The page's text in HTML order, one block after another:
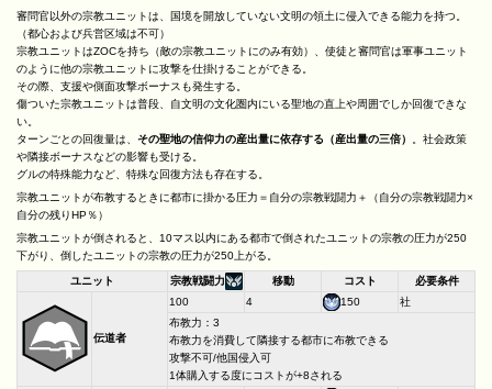
審問官以外の宗教ユニットは、国境を開放していない文明の領土に侵入できる能力を持つ。
（都心および兵営区域は不可）
宗教ユニットはZOCを持ち（敵の宗教ユニットにのみ有効）、使徒と審問官は軍事ユニット
のように他の宗教ユニットに攻撃を仕掛けることができる。
その際、支援や側面攻撃ボーナスも発生する。
傷ついた宗教ユニットは普段、自文明の文化圏内にいる聖地の直上や周囲でしか回復できな
い。
ターンごとの回復量は、 その聖地の信仰力の産出量に依存する（産出量の三倍）
。社会政策
や隣接ボーナスなどの影響も受ける。
グルの特殊能力など、特殊な回復方法も存在する。
宗教ユニットが布教するときに都市に掛かる圧力＝自分の宗教戦闘力＋（自分の宗教戦闘力×
自分の残りHP％）
宗教ユニットが倒されると、10マス以内にある都市で倒されたユニットの宗教の圧力が250
下がり、倒したユニットの宗教の圧力が250上がる。
ユニット 宗教戦闘力 移動 コスト 必要条件
伝道者
100 4 150
社
布教力：3
布教力を消費して隣接する都市に布教できる
攻撃不可/他国侵入可
1体購入する度にコストが+8される